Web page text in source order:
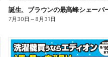
7月30日 ～8月31日